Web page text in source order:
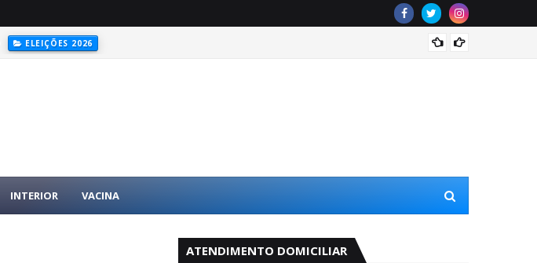
ELEIÇÕES 2026
INTERIOR VACINA
ATENDIMENTO DOMICILIAR